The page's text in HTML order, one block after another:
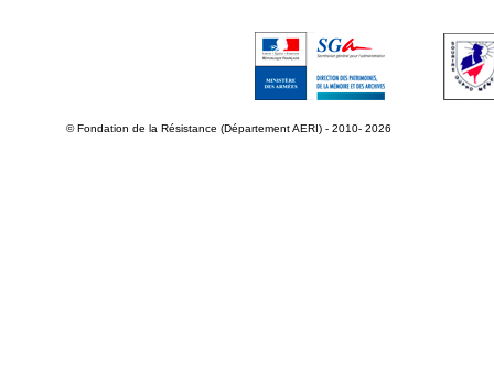
© Fondation de la Résistance (Département AERI) - 2010- 2026